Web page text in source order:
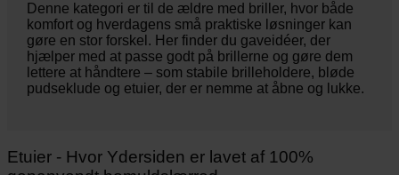
Denne kategori er til de ældre med briller, hvor både
komfort og hverdagens små praktiske løsninger kan
gøre en stor forskel. Her finder du gaveidéer, der
hjælper med at passe godt på brillerne og gøre dem
lettere at håndtere – som stabile brilleholdere, bløde
pudseklude og etuier, der er nemme at åbne og lukke.
Etuier - Hvor Ydersiden er lavet af 100%